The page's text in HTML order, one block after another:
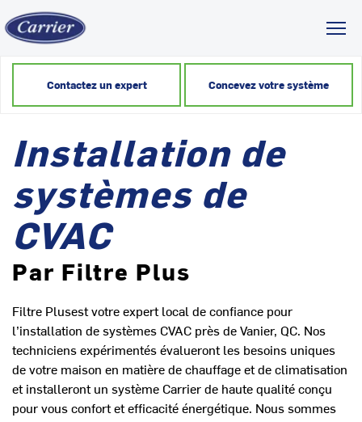
Contactez un expert Concevez votre système
Installation de
systèmes de
CVAC
Par Filtre Plus
Filtre Plusest votre expert local de confiance pour
l’installation de systèmes CVAC près de Vanier, QC. Nos
techniciens expérimentés évalueront les besoins uniques
de votre maison en matière de chauffage et de climatisation
et installeront un système Carrier de haute qualité conçu
pour vous confort et efficacité énergétique. Nous sommes